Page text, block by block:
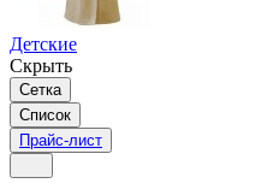
Детские
Скрыть
Сетка
Список
Прайс-лист